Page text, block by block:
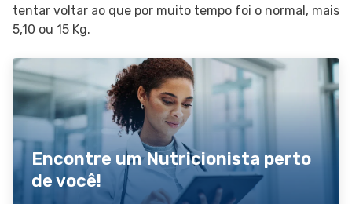
tentar voltar ao que por muito tempo foi o normal, mais
5,10 ou 15 Kg.
Encontre um Nutricionista perto
de você!